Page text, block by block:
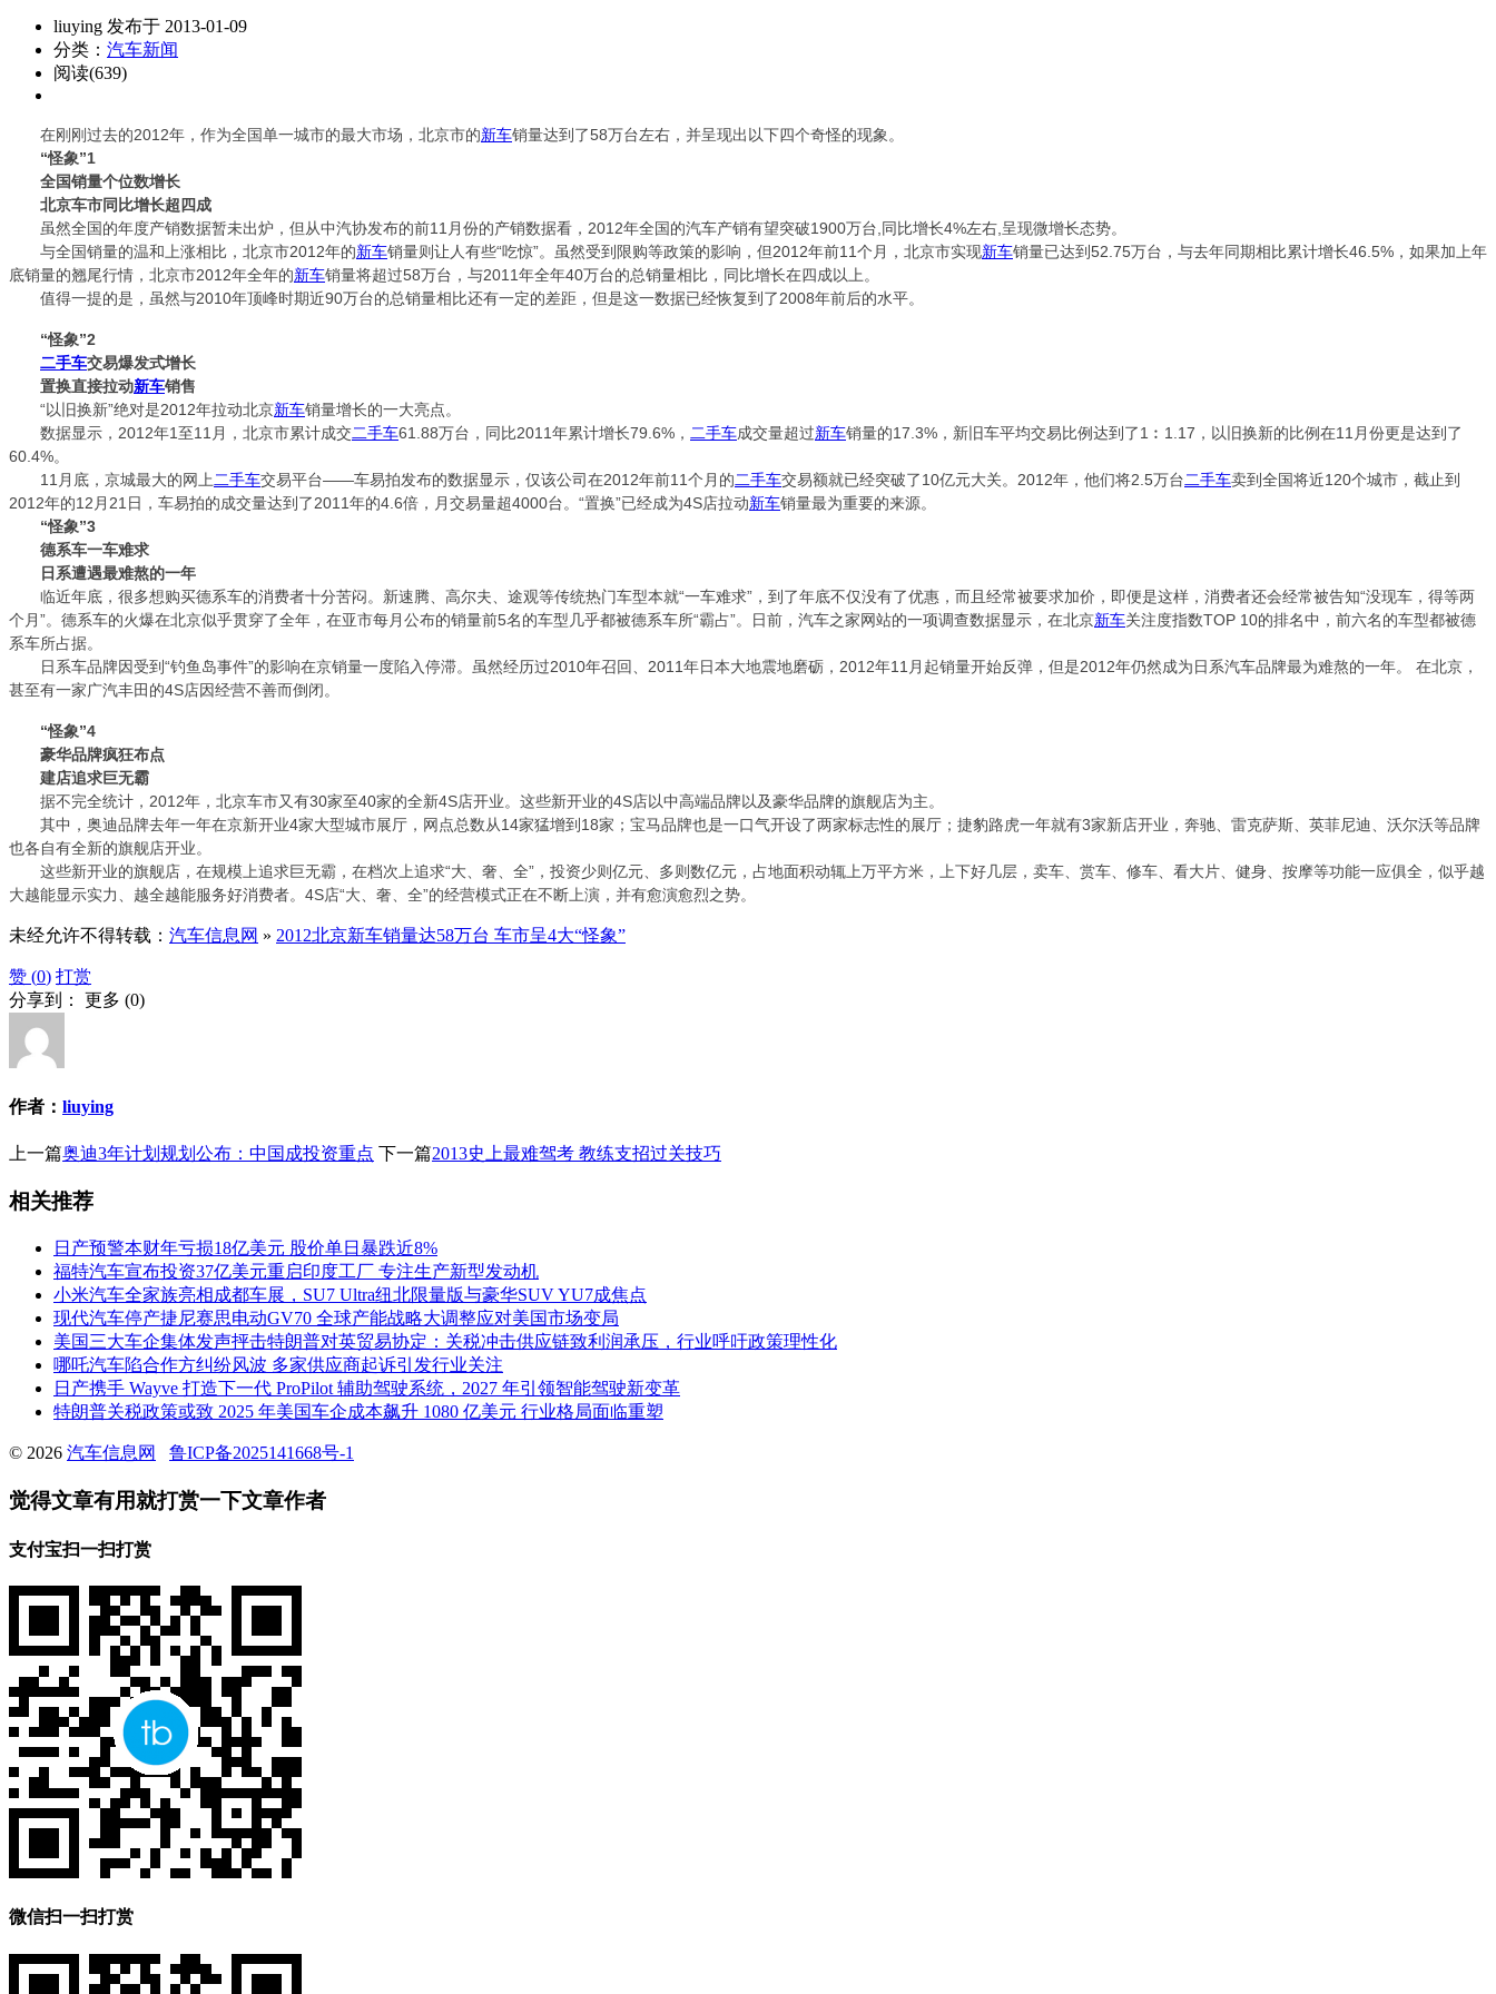
liuying 发布于 2013-01-09
分类： 汽车新闻
阅读(639)
在刚刚过去的2012年，作为全国单一城市的最大市场，北京市的新车销量达到了58万台左右，并呈现出以下四个奇怪的现象。
“怪象”1
全国销量个位数增长
北京车市同比增长超四成
虽然全国的年度产销数据暂未出炉，但从中汽协发布的前11月份的产销数据看，2012年全国的汽车产销有望突破1900万台,同比增长4%左右,呈现微增长态势。
与全国销量的温和上涨相比，北京市2012年的新车销量则让人有些“吃惊”。虽然受到限购等政策的影响，但2012年前11个月，北京市实现新车销量已达到52.75万台，与去年同期相比累计增长46.5%，如果加上年
底销量的翘尾行情，北京市2012年全年的新车销量将超过58万台，与2011年全年40万台的总销量相比，同比增长在四成以上。
值得一提的是，虽然与2010年顶峰时期近90万台的总销量相比还有一定的差距，但是这一数据已经恢复到了2008年前后的水平。
“怪象”2
二手车交易爆发式增长
置换直接拉动新车销售
“以旧换新”绝对是2012年拉动北京新车销量增长的一大亮点。
数据显示，2012年1至11月，北京市累计成交二手车61.88万台，同比2011年累计增长79.6%， 二手车成交量超过新车销量的17.3%，新旧车平均交易比例达到了1︰1.17，以旧换新的比例在11月份更是达到了
60.4%。
11月底，京城最大的网上 二手车交易平台——车易拍发布的数据显示，仅该公司在2012年前11个月的二手车交易额就已经突破了10亿元大关。2012年，他们将2.5万台二手车卖到全国将近120个城市，截止到
2012年的12月21日，车易拍的成交量达到了2011年的4.6倍，月交易量超4000台。“置换”已经成为4S店拉动新车销量最为重要的来源。
“怪象”3
德系车一车难求
日系遭遇最难熬的一年
临近年底，很多想购买德系车的消费者十分苦闷。新速腾、高尔夫、途观等传统热门车型本就“一车难求”，到了年底不仅没有了优惠，而且经常被要求加价，即便是这样，消费者还会经常被告知“没现车，得等两
个月”。德系车的火爆在北京似乎贯穿了全年，在亚市每月公布的销量前5名的车型几乎都被德系车所“霸占”。日前，汽车之家网站的一项调查数据显示，在北京新车关注度指数TOP 10的排名中，前六名的车型都被德
系车所占据。
日系车品牌因受到“钓鱼岛事件”的影响在京销量一度陷入停滞。虽然经历过2010年召回、2011年日本大地震地磨砺，2012年11月起销量开始反弹，但是2012年仍然成为日系汽车品牌最为难熬的一年。 在北京，
甚至有一家广汽丰田的4S店因经营不善而倒闭。
“怪象”4
豪华品牌疯狂布点
建店追求巨无霸
据不完全统计，2012年，北京车市又有30家至40家的全新4S店开业。这些新开业的4S店以中高端品牌以及豪华品牌的旗舰店为主。
其中，奥迪品牌去年一年在京新开业4家大型城市展厅，网点总数从14家猛增到18家；宝马品牌也是一口气开设了两家标志性的展厅；捷豹路虎一年就有3家新店开业，奔驰、雷克萨斯、英菲尼迪、沃尔沃等品牌
也各自有全新的旗舰店开业。
这些新开业的旗舰店，在规模上追求巨无霸，在档次上追求“大、奢、全”，投资少则亿元、多则数亿元，占地面积动辄上万平方米，上下好几层，卖车、赏车、修车、看大片、健身、按摩等功能一应俱全，似乎越
大越能显示实力、越全越能服务好消费者。4S店“大、奢、全”的经营模式正在不断上演，并有愈演愈烈之势。
未经允许不得转载： 汽车信息网 » 2012北京新车销量达58万台 车市呈4大“怪象”
赞 (0) 打赏
分享到： 更多 (0)
作者： liuying
上一篇奥迪3年计划规划公布：中国成投资重点 下一篇2013史上最难驾考 教练支招过关技巧
相关推荐
日产预警本财年亏损18亿美元 股价单日暴跌近8%
福特汽车宣布投资37亿美元重启印度工厂 专注生产新型发动机
小米汽车全家族亮相成都车展，SU7 Ultra纽北限量版与豪华SUV YU7成焦点
现代汽车停产捷尼赛思电动GV70 全球产能战略大调整应对美国市场变局
美国三大车企集体发声抨击特朗普对英贸易协定：关税冲击供应链致利润承压，行业呼吁政策理性化
哪吒汽车陷合作方纠纷风波 多家供应商起诉引发行业关注
日产携手 Wayve 打造下一代 ProPilot 辅助驾驶系统，2027 年引领智能驾驶新变革
特朗普关税政策或致 2025 年美国车企成本飙升 1080 亿美元 行业格局面临重塑
© 2026 汽车信息网 鲁ICP备2025141668号-1
觉得文章有用就打赏一下文章作者
支付宝扫一扫打赏
微信扫一扫打赏